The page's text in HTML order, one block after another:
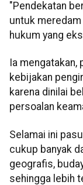
"Pendekatan
untuk
hukum yang
Ia
kebijakan
karena dinilai
persoalan
Selamai ini
cukup banyak
geografis,
sehingga lebih